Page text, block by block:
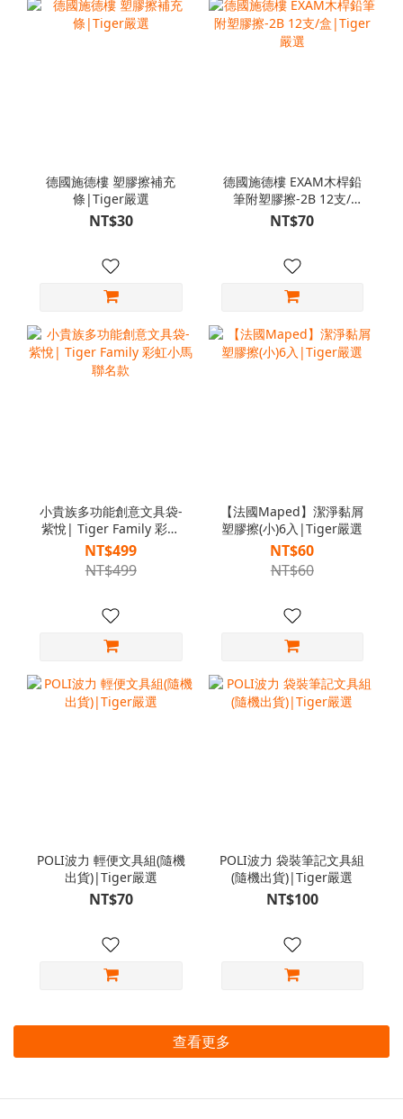
德國施德樓 塑膠擦補充
條|Tiger嚴選
NT$30
德國施德樓 EXAM木桿鉛
筆附塑膠擦-2B 12支/
盒|Tiger嚴選
NT$70
小貴族多功能創意文具袋-
紫悅| Tiger Family 彩虹
小馬聯名款
NT$499
NT$499
【法國Maped】潔淨黏屑
塑膠擦(小)6入|Tiger嚴選
NT$60
NT$60
POLI波力 輕便文具組(隨機
出貨)|Tiger嚴選
NT$70
POLI波力 袋裝筆記文具組
(隨機出貨)|Tiger嚴選
NT$100
查看更多